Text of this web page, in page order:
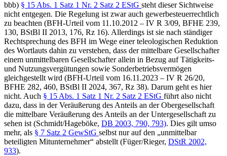
bbb) § 15 Abs. 1 Satz 1 Nr. 2 Satz 2 EStG steht dieser Sichtweise
nicht entgegen. Die Regelung ist zwar auch gewerbesteuerrechtlich
zu beachten (BFH-Urteil vom 11.10.2012 – IV R 3/09, BFHE 239,
130, BStBl II 2013, 176, Rz 16). Allerdings ist sie nach ständiger
Rechtsprechung des BFH im Wege einer teleologischen Reduktion
des Wortlauts dahin zu verstehen, dass der mittelbare Gesellschafter
einem unmittelbaren Gesellschafter allein in Bezug auf Tätigkeits-
und Nutzungsvergütungen sowie Sonderbetriebsvermögen
gleichgestellt wird (BFH-Urteil vom 16.11.2023 – IV R 26/20,
BFHE 282, 460, BStBl II 2024, 367, Rz 38). Darum geht es hier
nicht. Auch § 15 Abs. 1 Satz 1 Nr. 2 Satz 2 EStG führt also nicht
dazu, dass in der Veräußerung des Anteils an der Obergesellschaft
die mittelbare Veräußerung des Anteils an der Untergesellschaft zu
sehen ist (Schmidt/Hageböke, DB 2003, 790, 793). Dies gilt umso
mehr, als § 7 Satz 2 GewStG selbst nur auf den „unmittelbar
beteiligten Mitunternehmer“ abstellt (Füger/Rieger, DStR 2002,
933).